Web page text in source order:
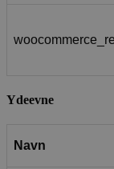
Ydeevne
Navn